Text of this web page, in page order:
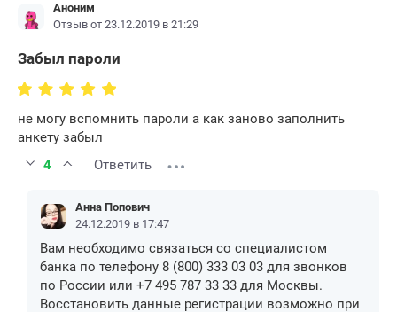
Аноним
Отзыв от 23.12.2019 в 21:29
Забыл пароли
не могу вспомнить пароли а как заново заполнить
анкету забыл
4
Ответить
Анна Попович
24.12.2019 в 17:47
Вам необходимо связаться со специалистом
банка по телефону 8 (800) 333 03 03 для звонков
по России или +7 495 787 33 33 для Москвы.
Восстановить данные регистрации возможно при